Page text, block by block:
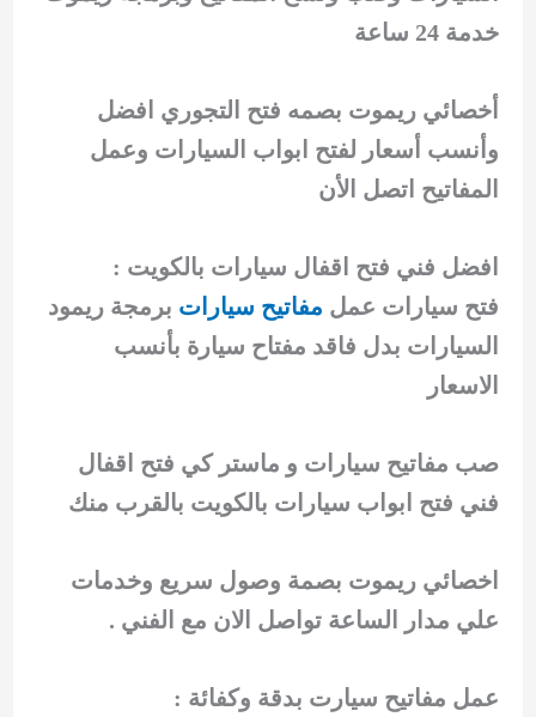
خدمة 24 ساعة
أخصائي ريموت بصمه فتح التجوري افضل
وأنسب أسعار لفتح ابواب السيارات وعمل
المفاتيح اتصل الأن
افضل فني فتح اقفال سيارات بالكويت :
فتح سيارات عمل مفاتيح سيارات برمجة ريمود
السيارات بدل فاقد مفتاح سيارة بأنسب
الاسعار
صب مفاتيح سيارات و ماستر كي فتح اقفال
فني فتح ابواب سيارات بالكويت بالقرب منك
اخصائي ريموت بصمة وصول سريع وخدمات
علي مدار الساعة تواصل الان مع الفني .
عمل مفاتيح سيارت بدقة وكفائة :